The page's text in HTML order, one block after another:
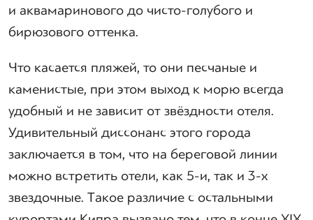
и аквамаринового до чисто-голубого и
бирюзового оттенка.
Что касается пляжей, то они песчаные и
каменистые, при этом выход к морю всегда
удобный и не зависит от звёздности отеля.
Удивительный диссонанс этого города
заключается в том, что на береговой линии
можно встретить отели, как 5-и, так и 3-х
звездочные. Такое различие с остальными